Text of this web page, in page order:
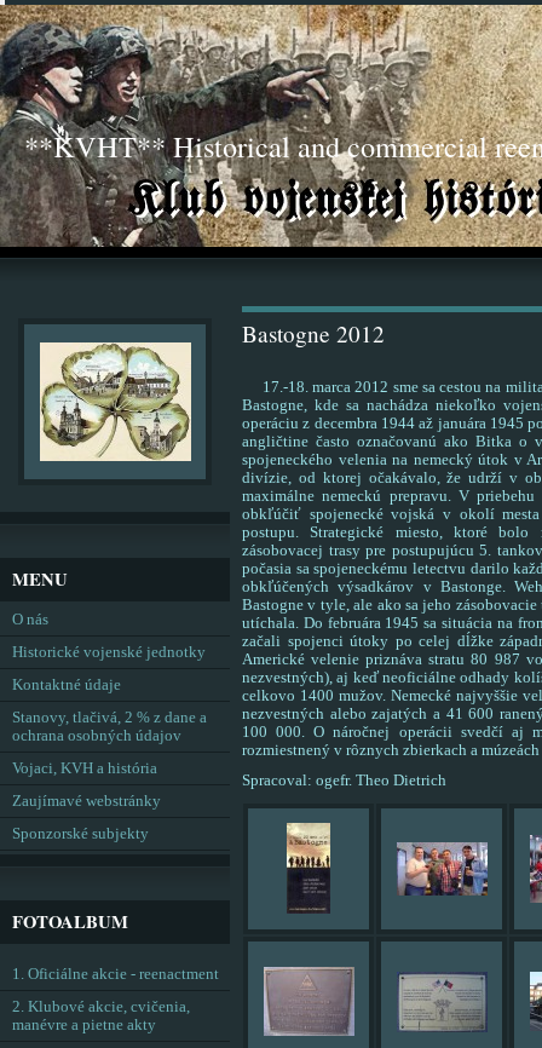
**KVHT** Historical and commercial
Bastogne 2012
17.-18. marca 2012 sme sa cestou na
Bastogne, kde sa nachádza niekoľko
operáciu z decembra 1944 až januára 1945
angličtine často označovanú ako Bitka o
spojeneckého velenia na nemecký útok v
divízie, od ktorej očakávalo, že udrží v
maximálne nemeckú prepravu. V
obkľúčiť spojenecké vojská v okolí
postupu. Strategické miesto, ktoré
zásobovacej trasy pre postupujúcu 5.
počasia sa spojeneckému letectvu darilo
obkľúčených výsadkárov v Bastonge.
Bastogne v tyle, ale ako sa jeho
utíchala. Do februára 1945 sa situácia na
začali spojenci útoky po celej dĺžke
Americké velenie priznáva stratu 80 987
nezvestných), aj keď neoficiálne odhady
celkovo 1400 mužov. Nemecké najvyššie
nezvestných alebo zajatých a 41 600
100 000. O náročnej operácii svedčí aj
rozmiestnený v rôznych zbierkach a
Spracoval: ogefr. Theo Dietrich
MENU
O nás
Historické vojenské jednotky
Kontaktné údaje
Stanovy, tlačivá, 2 % z dane a
ochrana osobných údajov
Vojaci, KVH a história
Zaujímavé webstránky
Sponzorské subjekty
FOTOALBUM
1. Oficiálne akcie - reenactment
2. Klubové akcie, cvičenia,
manévre a pietne akty